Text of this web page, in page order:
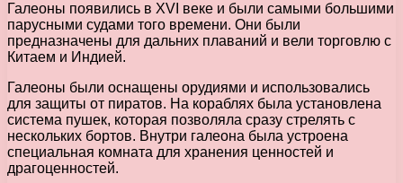
Галеоны появились в XVI веке и были самыми большими
парусными судами того времени. Они были
предназначены для дальних плаваний и вели торговлю с
Китаем и Индией.
Галеоны были оснащены орудиями и использовались
для защиты от пиратов. На кораблях была установлена
система пушек, которая позволяла сразу стрелять с
нескольких бортов. Внутри галеона была устроена
специальная комната для хранения ценностей и
драгоценностей.